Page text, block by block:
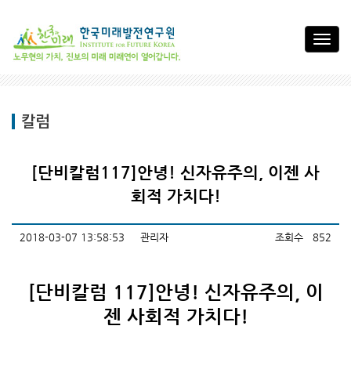
[단비칼럼117]안녕! 신자유주의, 이젠 사
회적 가치다!
2018-03-07 13:58:53 관리자 조회수 852
[단비칼럼 117] 안녕! 신자유주의, 이
젠 사회적 가치다!